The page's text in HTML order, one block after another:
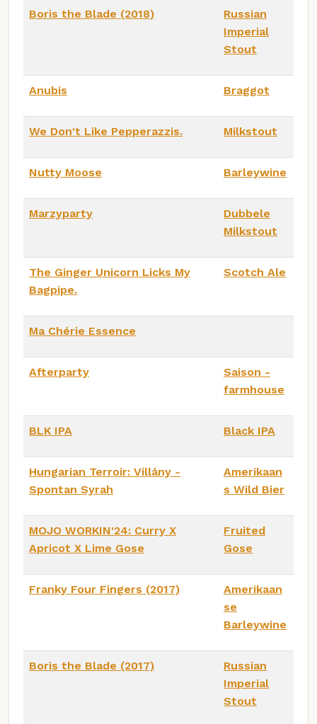
Boris the Blade (2018)
Russian
Imperial
Stout
Anubis Braggot
We Don't Like Pepperazzis. Milkstout
Nutty Moose Barleywine
Marzyparty
Dubbele
Milkstout
The Ginger Unicorn Licks My
Bagpipe.
Scotch Ale
Ma Chérie Essence
Afterparty
Saison -
farmhouse
BLK IPA Black IPA
Hungarian Terroir: Villány -
Spontan Syrah
Amerikaan
s Wild Bier
MOJO WORKIN'24: Curry X
Apricot X Lime Gose
Fruited
Gose
Franky Four Fingers (2017)
Amerikaan
se
Barleywine
Boris the Blade (2017)
Russian
Imperial
Stout